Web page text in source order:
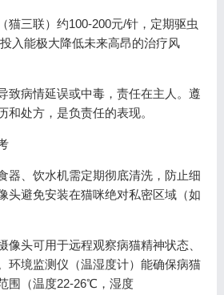
猫三联）约100-200元/针，定期驱虫
入能极大降低未来高昂的治疗风
致病情延误或中毒，责任在主人。遵
和处方，是负责任的表现。
器、饮水机需定期彻底清洗，防止细
头避免安装在猫咪绝对私密区域（如
像头可用于远程观察病猫精神状态、
环境监测仪（温湿度计）能确保病猫
围（温度22-26℃，湿度